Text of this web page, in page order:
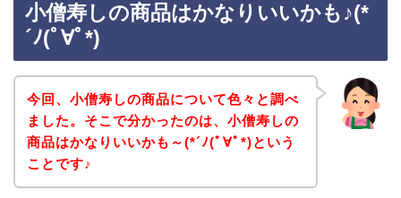
小僧寿しの商品はかなりいいかも♪(*
´ﾉ(ﾟ∀ﾟ*)
今回、小僧寿しの商品について色々と調べ
ました。そこで分かったのは、小僧寿しの
商品はかなりいいかも～(*´ﾉ(ﾟ∀ﾟ*)という
ことです♪